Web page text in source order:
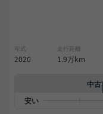
年式
2020
走行距離
1.9万km
中古